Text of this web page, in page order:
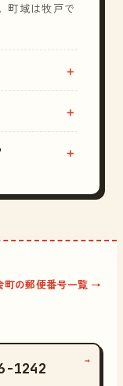
町域は牧戸で
町の郵便番号一覧 →
1242 →